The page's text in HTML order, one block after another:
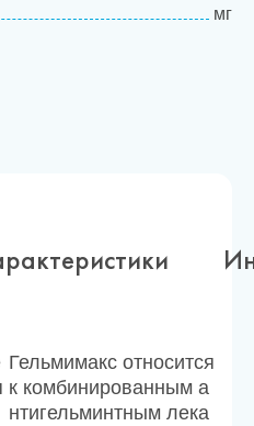
мг
Гельмимакс относится
к комбинированным а
нтигельминтным лека